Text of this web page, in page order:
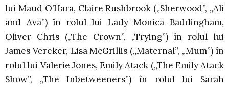
lui Maud O’Hara, Claire Rushbrook („Sherwood”, „Ali
and Ava”) în rolul lui Lady Monica Baddingham,
Oliver Chris („The Crown”, „Trying”) în rolul lui
James Vereker, Lisa McGrillis („Maternal”, „Mum”) în
rolul lui Valerie Jones, Emily Atack („The Emily Atack
Show”, „The Inbetweeners”) în rolul lui Sarah